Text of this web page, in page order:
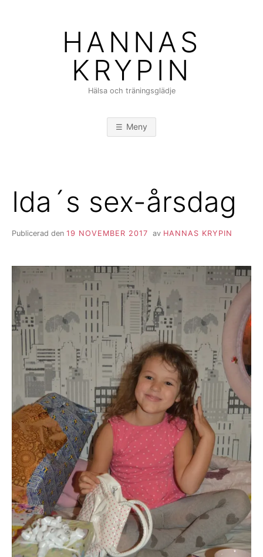
HANNAS
KRYPIN
Hälsa och träningsglädje
Meny
Ida´s sex-årsdag
Publicerad den 19 NOVEMBER 2017 av HANNAS KRYPIN